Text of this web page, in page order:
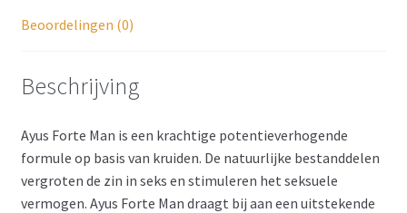
Beoordelingen (0)
Beschrijving
Ayus Forte Man is een krachtige potentieverhogende
formule op basis van kruiden. De natuurlijke bestanddelen
vergroten de zin in seks en stimuleren het seksuele
vermogen. Ayus Forte Man draagt bij aan een uitstekende